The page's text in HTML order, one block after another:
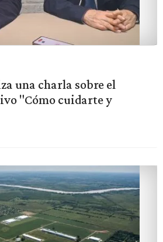
una charla sobre el
"Cómo cuidarte y